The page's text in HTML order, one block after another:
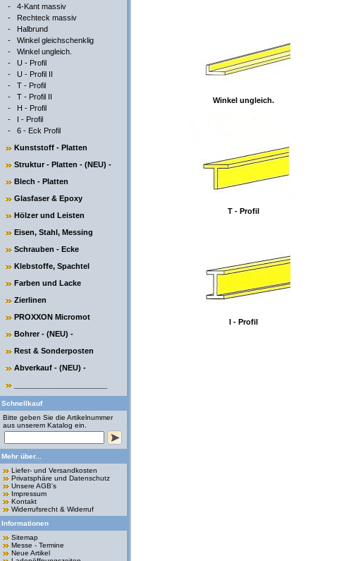
- 4-Kant massiv
- Rechteck massiv
- Halbrund
- Winkel gleichschenklig
- Winkel ungleich.
- U - Profil
- U - Profil II
- T - Profil
- T - Profil II
- H - Profil
- I - Profil
- 6 - Eck Profil
Kunststoff - Platten
Struktur - Platten - (NEU) -
Blech - Platten
Glasfaser & Epoxy
Hölzer und Leisten
Eisen, Stahl, Messing
Schrauben - Ecke
Klebstoffe, Spachtel
Farben und Lacke
Zierlinen
PROXXON Micromot
Bohrer - (NEU) -
Rest & Sonderposten
Abverkauf - (NEU) -
Schnellkauf
Bitte geben Sie die Artikelnummer
aus unserem Katalog ein.
Mehr über...
Liefer- und Versandkosten
Privatsphäre und Datenschutz
Unsere AGB's
Impressum
Kontakt
Widerrufsrecht & Widerruf
Informationen
Sitemap
Messe - Termine
Neue Artikel
Winkel ungleich.
T - Profil
I - Profil